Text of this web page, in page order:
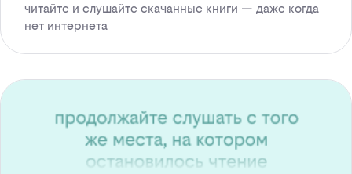
читайте и слушайте скачанные книги — даже когда
нет интернета